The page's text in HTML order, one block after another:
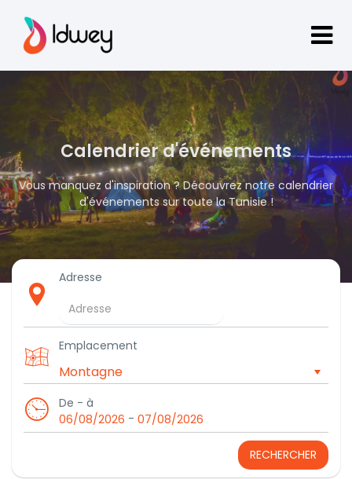
Calendrier d'événements
Vous manquez d'inspiration ? Découvrez notre calendrier
d'événements sur toute la Tunisie !
Adresse
Emplacement
De - à
06/08/2026 - 07/08/2026
RECHERCHER